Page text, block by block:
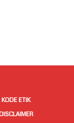
KODE ETIK